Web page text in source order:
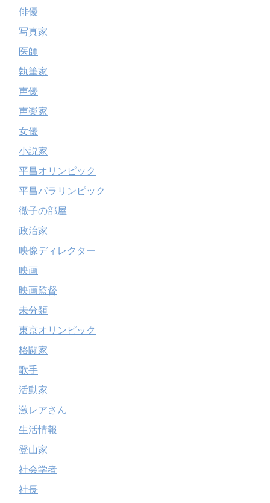
俳優
写真家
医師
執筆家
声優
声楽家
女優
小説家
平昌オリンピック
平昌パラリンピック
徹子の部屋
政治家
映像ディレクター
映画
映画監督
未分類
東京オリンピック
格闘家
歌手
活動家
激レアさん
生活情報
登山家
社会学者
社長